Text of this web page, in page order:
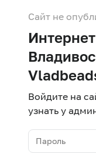
Сайт не
Войдите на
узнать у